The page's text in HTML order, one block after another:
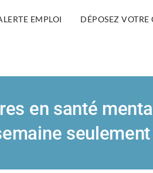
métiers
EMPLOI DÉPOSEZ VOTRE
en santé
seulement